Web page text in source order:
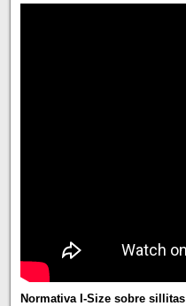
Normativa I-Size sobre sillitas